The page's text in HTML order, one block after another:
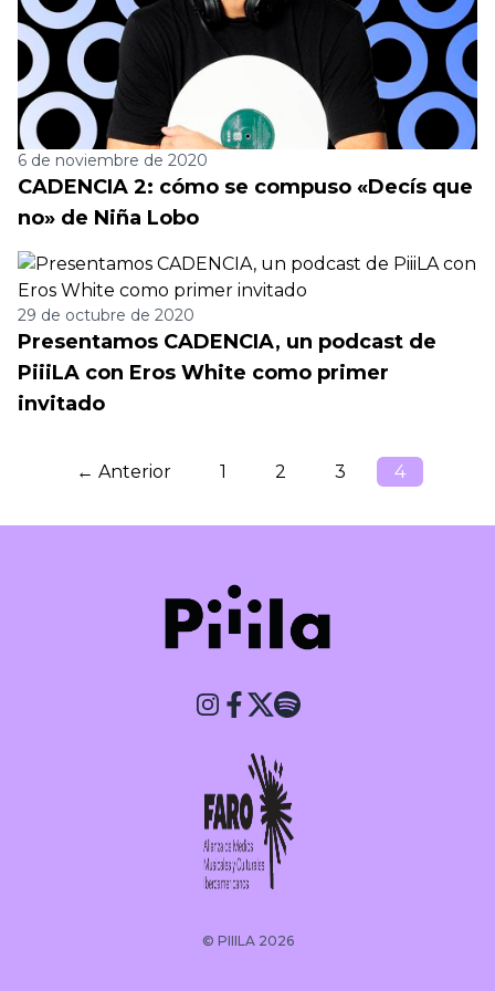
6 de noviembre de 2020
CADENCIA 2: cómo se compuso «Decís que
no» de Niña Lobo
29 de octubre de 2020
Presentamos CADENCIA, un podcast de
PiiiLA con Eros White como primer
invitado
← Anterior 1 2 3 4
© PIIILA 2026